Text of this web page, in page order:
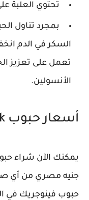
تحتوي العلبة على 100
بمجرد تناول
السكر في الدم
تعمل على تعزيز
الأنسولين.
أسعار حبوب fenugreek للنساء
جنيه مصري من أي